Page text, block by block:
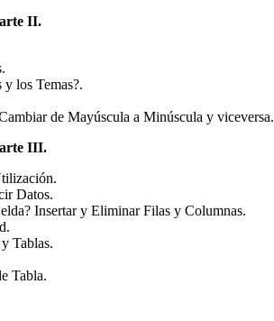
II.
los Temas?.
de Mayúscula a Minúscula y viceversa.
III.
Datos.
Insertar y Eliminar Filas y Columnas.
Tablas.
Tabla.